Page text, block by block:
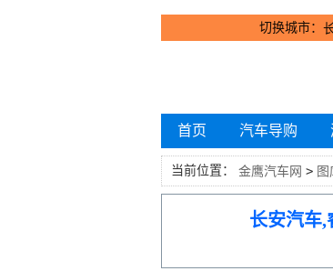
切换城市：
首页 汽车导购
当前位置： 金鹰汽车网 > 图
长安汽车,